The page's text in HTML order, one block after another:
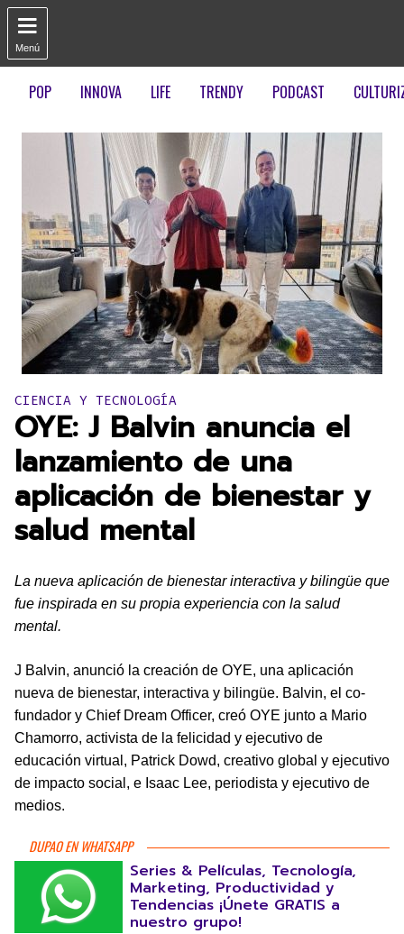

Menú
POP INNOVA LIFE TRENDY PODCAST
Publicado en:
CIENCIA Y TECNOLOGÍA
OYE: J Balvin anuncia el
lanzamiento de una
aplicación de bienestar y
salud mental
La nueva aplicación de bienestar interactiva y bilingüe que
fue inspirada en su propia experiencia con la salud
mental.
J Balvin, anunció la creación de OYE, una aplicación
nueva de bienestar, interactiva y bilingüe. Balvin, el co-
fundador y Chief Dream Officer, creó OYE junto a Mario
Chamorro, activista de la felicidad y ejecutivo de
educación virtual, Patrick Dowd, creativo global y ejecutivo
de impacto social, e Isaac Lee, periodista y ejecutivo de
medios.
DUPAO EN WHATSAPP
Series & Películas, Tecnología,
Marketing, Productividad y
Tendencias ¡Únete GRATIS a
nuestro grupo!